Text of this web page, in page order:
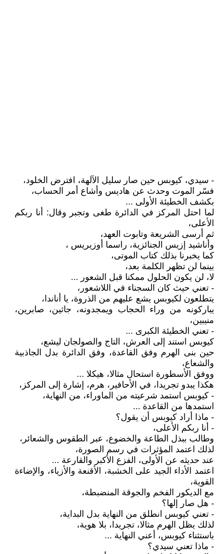
- سيدي، كيوبس حين صار سليل الآلهة، افترض الخلود،
فسّر الموت وحدث عن هاديس وأشاع أمر الحساب،
بكشف الخطيئة الأولى ...
لما احتل المركز في الدائرة طغى وتجبر وقال: أنا ربكم
الأعلى،
ثم أرسى الشريعة وتابوت العهد،
وأناشيد إزيس الجنائزية، راسما أوزيريس ،
كما يخبرنا بذلك كتاب الموتى،
بينما لن تظهر الكلمة بعد،
لا، لن يكون الحلول ممكنا قبل الشعور ...
- تعني حيث كان السجناء في اللاشعور،
يتطلعون لكيوبس يشع عليهم من الذروة، يا أناندا،
يباركونه من وراء الحجاب ويمجدونه، جاثين، صابرين،
منيبين،
- تعني الخطيئة الكبرى ...
كيوبس استند إلى العرش، التاج والصولجان ليشع،
حين بنى الهرم وفق القاعدة، وفق الدائرة بدل الجاذبية
والشعاع،
ووفق الأسطورة استحال مثالا، هيكلا ...
هكذا يبدو تجريدا، في الأحافير، هرم، إشارة إلى المركز،
- كيوبس استمد شرعيته من الماوراء، من النهاية،
استمدها من القاعدة ...
- ماذا أراد كيوبس أن يقول؟
- أنا ربكم الأعلى،
وطالب ببذل الطاعة والخضوع، عبر الطقوس والشعائر،
لذلك اعتمد المؤثرات في رسم الصورة،
عند حديثه عن الأولى، الفزع الأكبر والقارعة ...
اعتمد الأداء الجيد على الخشبة، الأقنعة والأزياء، والإضاءة
القوية،
مع الديكور الفخم والجوقة المنضبطة،
- هل صار إلها؟
- تعني كيوبس انطلق من النهاية بدل البداية،
لذلك يظل الهرم مثالا، تجريدا، بلا هوية،
باستثناء كيوبس، أعني النهاية ...
- ماذا تعني سيدي؟